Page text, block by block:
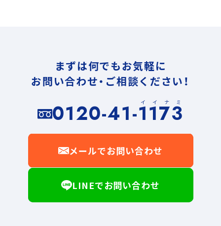
まずは何でもお気軽に
お問い合わせ・ご相談ください！
イイナミ
0120-41-1173
メールでお問い合わせ
LINEでお問い合わせ